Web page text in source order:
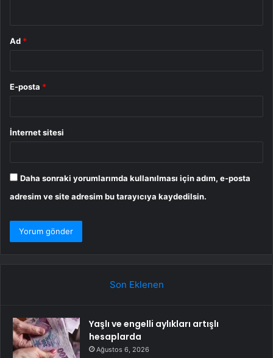
Ad *
E-posta *
İnternet sitesi
Daha sonraki yorumlarımda kullanılması için adım, e-posta
adresim ve site adresim bu tarayıcıya kaydedilsin.
Son Eklenen
Yaşlı ve engelli aylıkları artışlı
hesaplarda
Ağustos 6, 2026